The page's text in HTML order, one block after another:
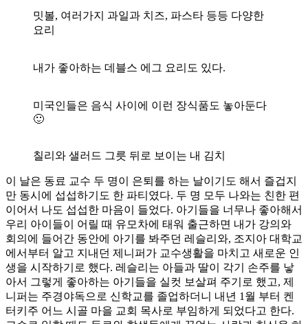
밋볼, 여러가지 과일과 치즈, 파스타 등등 다양한
요리
내가 좋아하는 데블스 에그 요리도 있다.
미국인들은 음식 사이에 이런 장식품도 놓아둔다
🙂
칠리와 샐러드 그릇 뒤로 보이는 내 김치
이 날은 동료 교수 두 명이 은퇴를 하는 날이기도 해서 즐겁지
만 동시에 섭섭하기도 한 파티였다. 두 명 모두 나와는 친한 편
이어서 나도 섭섭한 마음이 들었다. 아기들을 너무나 좋아해서
우리 아이들이 어릴 때 유모차에 태워 출근하면 내가 강의와
회의에 들어간 동안에 아기를 봐주던 레슬리와, 조지아 대학교
에서부터 알고 지내던 제니퍼가 교수생활을 마치고 새로운 인
생을 시작하기로 했다. 레슬리는 아들과 딸이 각기 손주를 낳
아서 그렇게 좋아하는 아기들을 실컷 보살펴 주기로 했고, 제
니퍼는 주경야독으로 신학교를 졸업하더니 내년 1월 부터 켄
터키주 어느 시골 마을 교회 목사로 부임하게 되었다고 한다.